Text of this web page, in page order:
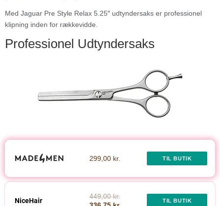
Med Jaguar Pre Style Relax 5.25″ udtyndersaks er professionel
klipning inden for rækkevidde.
Professionel Udtyndersaks
299,00 kr. TIL BUTIK
NiceHair
449,00 kr.
TIL BUTIK